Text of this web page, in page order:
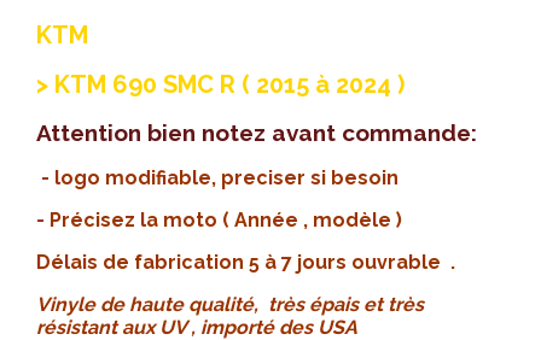
KTM
> KTM 690 SMC R ( 2015 à 2024 )
Attention bien notez avant commande:
- logo modifiable, preciser si besoin
- Précisez la moto ( Année , modèle )
Délais de fabrication 5 à 7 jours ouvrable .
Vinyle de haute qualité, très épais et très
résistant aux UV , importé des USA